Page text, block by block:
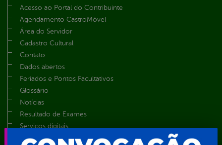
Acesso ao Portal do Contribuinte
Agendamento CastroMóvel
Área do Servidor
Cadastro Cultural
Contato
Dados abertos
Feriados e Pontos Facultativos
Glossário
Notícias
Resultado de Exames
Serviços digitais
Telefones Úteis